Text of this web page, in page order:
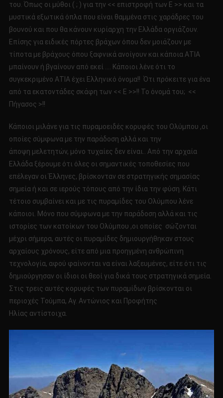
του. Όπως οι μύθοι ( ; ) για την << επιστροφή των Ε >> και τα
μυστικά εξωτικά όπλα που είναι θαμμένα στις χαράδρες του
βουνού και που θα κάνουν κυρίαρχη την Ελλάδα οργιάζουν.
Επίσης για ειδικές πόρτες βράχων όπου δεν μοιάζουν με
τίποτα με βράχους όπου ξαφνικά ανοίγουν και κάποια ΑΤΙΑ
μπαίνουν ή βγαίνουν από εκεί …. Κάποιοι λένε ότι το
συγκεκριμένο ΑΤΙΑ έχει Ελληνικό όνομα!! Ότι πρόκειτε για ένα
από τα εκατοντάδες σκάφη των << Ε >>!! Το όνομά του; <<
Πήγασος >!!
Κάποιοι μιλάνε για τις πυραμοειδές κορυφές του Ολύμπου ,οι
οποίες σύμφωνα με την παράδοση αλλά και την
άποψη μελετητών, μόνο τυχαίες δεν είναι.. Από την αρχαία
Ελλάδα ξέρουμε ότι όλες οι σημαντικές τοποθεσίες που
επέλεγαν οι Έλληνες, βρίσκονταν σε στρατηγικής σημασίας
σημεία ή και σε ιερούς τόπους από την ίδια την φύση. Κάτι
τέτοιο συμβαίνει και με τις πυραμίδες του Ολύμπου λένε
κάποιοι. Μόνο που σύμφωνα με την παράδοση αλλά και τις
ιστορίες των κατοίκων του Ολύμπου ,οι οποίες σώζονται
μέχρι σήμερα, αυτές οι πυραμίδες δημιουργήθηκαν στους
αρχαίους χρόνους, είτε από μια προηγμένη ανθρώπινη
τεχνολογία, αφού φαίνονται να είναι λαξευμένες, είτε ότι τις
δημιούργησαν οι ίδιοι οι θεοί για δικά τους στρατηγικά σημεία.
Στις τρεις αυτές κορυφές των πυραμίδων βρίσκονται οι
περιοχές Τούμπα, Αγ. Αντώνιος και Προφήτης
Ηλίας αντίστοιχα.